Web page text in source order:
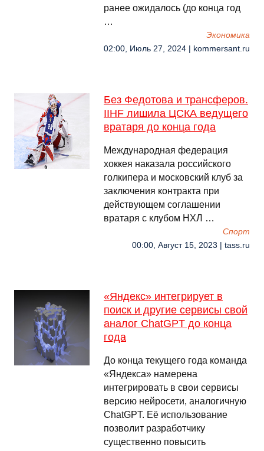
ранее ожидалось (до конца год
…
Экономика
02:00, Июль 27, 2024 | kommersant.ru
Без Федотова и трансферов.
IIHF лишила ЦСКА ведущего
вратаря до конца года
Международная федерация
хоккея наказала российского
голкипера и московский клуб за
заключения контракта при
действующем соглашении
вратаря с клубом НХЛ …
Спорт
00:00, Август 15, 2023 | tass.ru
«Яндекс» интегрирует в
поиск и другие сервисы свой
аналог ChatGPT до конца
года
До конца текущего года команда
«Яндекса» намерена
интегрировать в свои сервисы
версию нейросети, аналогичную
ChatGPT. Её использование
позволит разработчику
существенно повысить